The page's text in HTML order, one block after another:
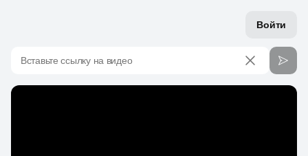
Войти
Вставьте ссылку на видео